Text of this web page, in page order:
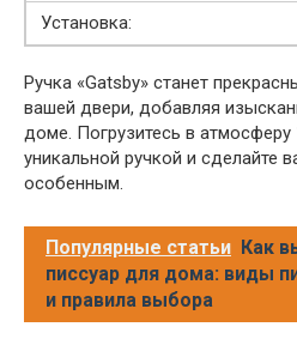
Установка:
Ручка «Gatsby» станет
вашей двери, добавляя
доме. Погрузитесь в атмосферу
уникальной ручкой и
особенным.
Популярные статьи Как
писсуар для дома: виды
и правила выбора